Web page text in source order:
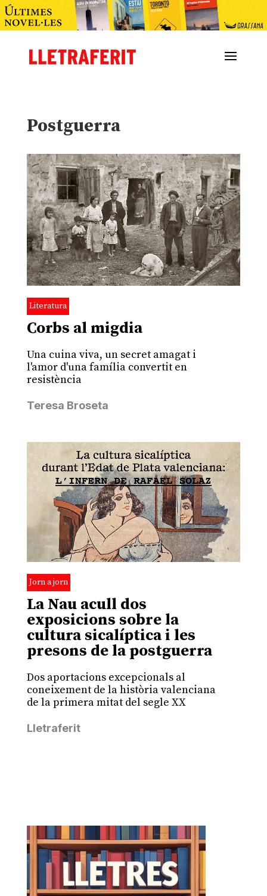
Postguerra
Literatura
Corbs al migdia
Una cuina viva, un secret amagat i
l'amor d'una família convertit en
resistència
Teresa Broseta
Jorn a jorn
La Nau acull dos
exposicions sobre la
cultura sicalíptica i les
presons de la postguerra
Dos aportacions excepcionals al
coneixement de la història valenciana
de la primera mitat del segle XX
Lletraferit